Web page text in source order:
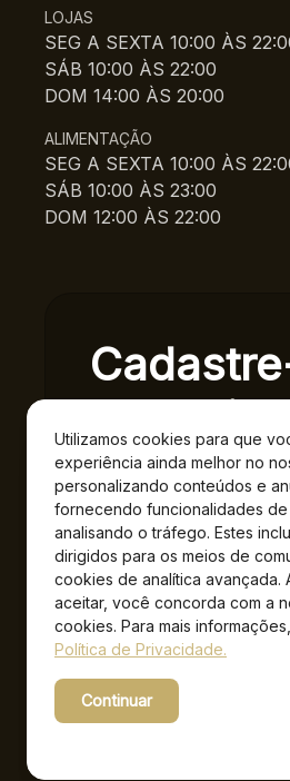
Utilizamos cookies para que
experiência ainda melhor no
personalizando conteúdos e
fornecendo funcionalidades
analisando o tráfego. Estes
dirigidos para os meios de
cookies de analítica avançada.
aceitar, você concorda com a
cookies. Para mais
Política de Privacidade.
Continuar
LOJAS
SEG A SEXTA 10:00 ÀS
SÁB 10:00 ÀS 22:00
DOM 14:00 ÀS 20:00
ALIMENTAÇÃO
SEG A SEXTA 10:00 ÀS
SÁB 10:00 ÀS 23:00
DOM 12:00 ÀS 22:00
Ao se cadastrar você
Privacidade.*